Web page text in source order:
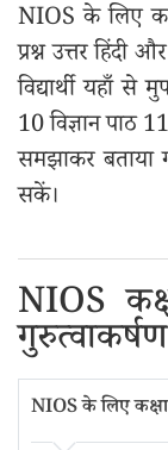
NIOS के लिए
प्रश्न उत्तर
विद्यार्थी यहाँ
10 विज्ञान पाठ
समझाकर बताया
सकें।
NIOS
गुरुत्वाकर्षण
NIOS के लिए कक्षा